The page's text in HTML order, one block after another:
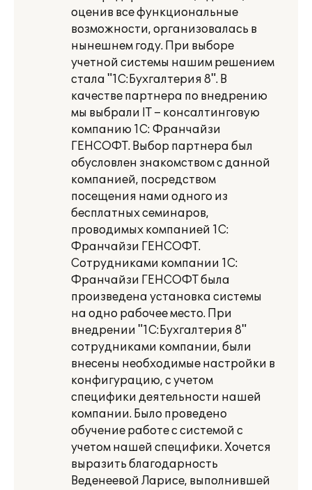
оценив все функциональные
возможности, организовалась в
нынешнем году. При выборе
учетной системы нашим решением
стала "1С:Бухгалтерия 8". В
качестве партнера по внедрению
мы выбрали IT – консалтинговую
компанию 1С: Франчайзи
ГЕНСОФТ. Выбор партнера был
обусловлен знакомством с данной
компанией, посредством
посещения нами одного из
бесплатных семинаров,
проводимых компанией 1С:
Франчайзи ГЕНСОФТ.
Сотрудниками компании 1С:
Франчайзи ГЕНСОФТ была
произведена установка системы
на одно рабочее место. При
внедрении "1С:Бухгалтерия 8"
сотрудниками компании, были
внесены необходимые настройки в
конфигурацию, с учетом
специфики деятельности нашей
компании. Было проведено
обучение работе с системой с
учетом нашей специфики. Хочется
выразить благодарность
Веденеевой Ларисе, выполнившей